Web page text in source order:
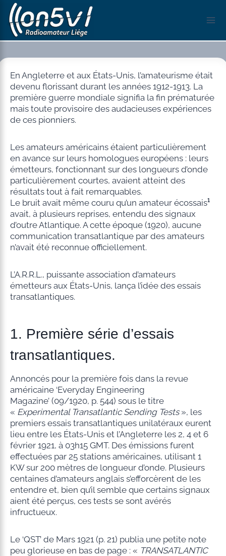
Aller
au
contenu
En Angleterre et aux États-Unis, l’amateurisme était
devenu florissant durant les années 1912-1913. La
première guerre mondiale signifia la fin prématurée
mais toute provisoire des audacieuses expériences
de ces pionniers.
Les amateurs américains étaient particulièrement
en avance sur leurs homologues européens : leurs
émetteurs, fonctionnant sur des longueurs d’onde
particulièrement courtes, avaient atteint des
résultats tout à fait remarquables.
Le bruit avait même couru qu’un amateur écossais¹
avait, à plusieurs reprises, entendu des signaux
d’outre Atlantique. A cette époque (1920), aucune
communication transatlantique par des amateurs
n’avait été reconnue officiellement.
L’A.R.R.L., puissante association d’amateurs
émetteurs aux États-Unis, lança l’idée des essais
transatlantiques.
1. Première série d’essais
transatlantiques.
Annoncés pour la première fois dans la revue
américaine ‘Everyday Engineering
Magazine’ (09/1920, p. 544) sous le titre
« Experimental Transatlantic Sending Tests», les
premiers essais transatlantiques unilatéraux eurent
lieu entre les États-Unis et l’Angleterre les 2, 4 et 6
février 1921, à 03h15 GMT. Des émissions furent
effectuées par 25 stations américaines, utilisant 1
KW sur 200 mètres de longueur d’onde. Plusieurs
centaines d’amateurs anglais s’efforcèrent de les
entendre et, bien qu’il semble que certains signaux
aient été perçus, ces tests se sont avérés
infructueux.
Le ‘QST’ de Mars 1921 (p. 21) publia une petite note
peu glorieuse en bas de page : « TRANSATLANTIC